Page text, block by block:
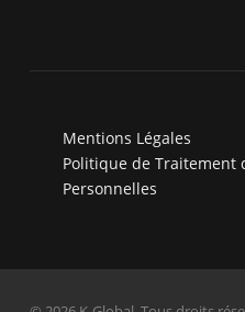
Mentions Légales
Politique de Traitement
Personnelles